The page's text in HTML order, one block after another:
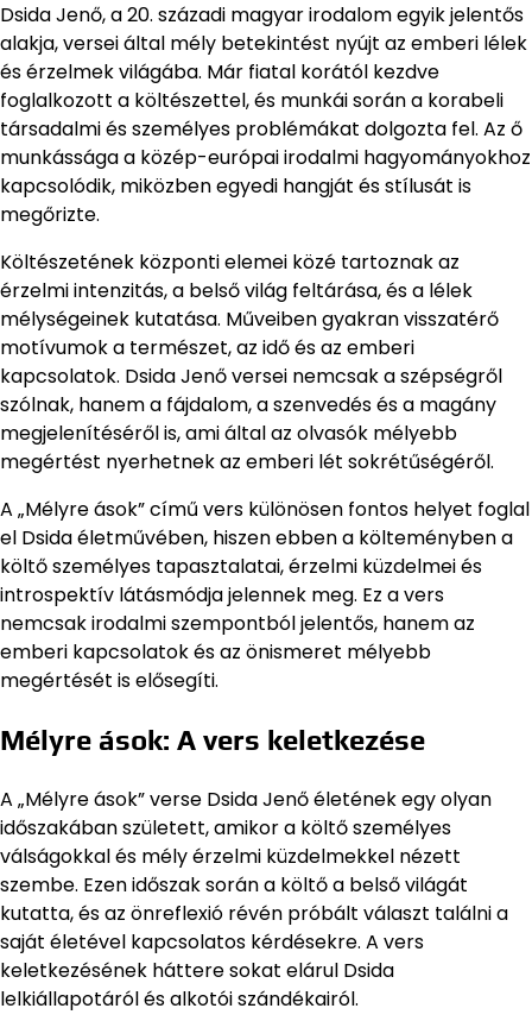
Dsida Jenő, a 20. századi magyar irodalom egyik jelentős
alakja, versei által mély betekintést nyújt az emberi lélek
és érzelmek világába. Már fiatal korától kezdve
foglalkozott a költészettel, és munkái során a korabeli
társadalmi és személyes problémákat dolgozta fel. Az ő
munkássága a közép-európai irodalmi hagyományokhoz
kapcsolódik, miközben egyedi hangját és stílusát is
megőrizte.
Költészetének központi elemei közé tartoznak az
érzelmi intenzitás, a belső világ feltárása, és a lélek
mélységeinek kutatása. Műveiben gyakran visszatérő
motívumok a természet, az idő és az emberi
kapcsolatok. Dsida Jenő versei nemcsak a szépségről
szólnak, hanem a fájdalom, a szenvedés és a magány
megjelenítéséről is, ami által az olvasók mélyebb
megértést nyerhetnek az emberi lét sokrétűségéről.
A „Mélyre ások” című vers különösen fontos helyet foglal
el Dsida életművében, hiszen ebben a költeményben a
költő személyes tapasztalatai, érzelmi küzdelmei és
introspektív látásmódja jelennek meg. Ez a vers
nemcsak irodalmi szempontból jelentős, hanem az
emberi kapcsolatok és az önismeret mélyebb
megértését is elősegíti.
Mélyre ások: A vers keletkezése
A „Mélyre ások” verse Dsida Jenő életének egy olyan
időszakában született, amikor a költő személyes
válságokkal és mély érzelmi küzdelmekkel nézett
szembe. Ezen időszak során a költő a belső világát
kutatta, és az önreflexió révén próbált választ találni a
saját életével kapcsolatos kérdésekre. A vers
keletkezésének háttere sokat elárul Dsida
lelkiállapotáról és alkotói szándékairól.